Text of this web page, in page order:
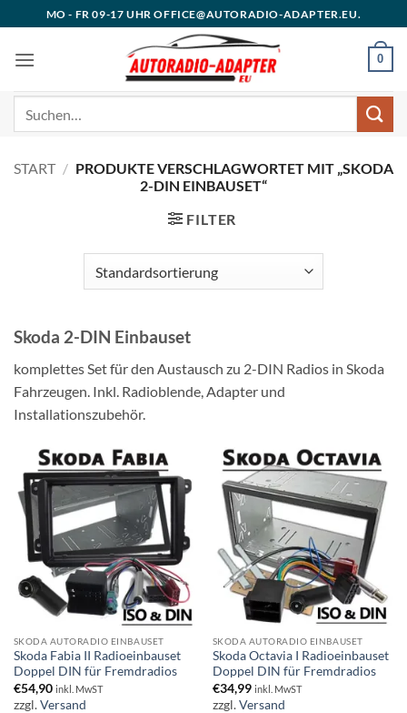
Inhalt
springen
MO - FR 09-17 UHR OFFICE@AUTORADIO-ADAPTER.EU.
0
START / PRODUKTE VERSCHLAGWORTET MIT „SKODA
2-DIN EINBAUSET“
FILTER
Skoda 2-DIN Einbauset
komplettes Set für den Austausch zu 2-DIN Radios in Skoda
Fahrzeugen. Inkl. Radioblende, Adapter und
Installationszubehör.
SKODA AUTORADIO EINBAUSET
Skoda Fabia II Radioeinbauset
Doppel DIN für Fremdradios
€54,90 inkl. MwST
zzgl.Versand
SKODA AUTORADIO EINBAUSET
Skoda Octavia I Radioeinbauset
Doppel DIN für Fremdradios
€34,99 inkl. MwST
zzgl.Versand